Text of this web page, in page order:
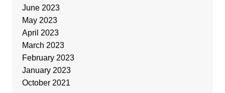
June 2023
May 2023
April 2023
March 2023
February 2023
January 2023
October 2021